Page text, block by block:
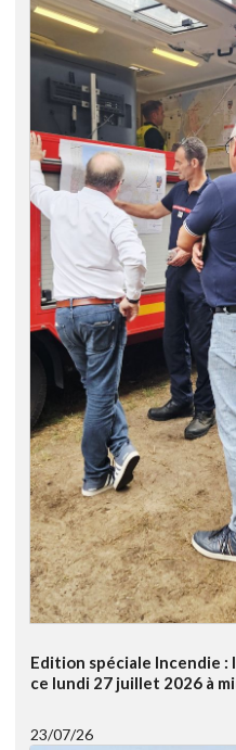
Edition spéciale Incendie
ce lundi 27 juillet 2026 à
23/07/26